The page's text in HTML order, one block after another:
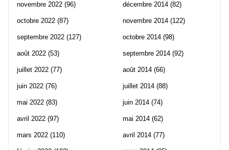
novembre 2022 (96)
octobre 2022 (87)
septembre 2022 (127)
août 2022 (53)
juillet 2022 (77)
juin 2022 (76)
mai 2022 (83)
avril 2022 (97)
mars 2022 (110)
décembre 2014 (82)
novembre 2014 (122)
octobre 2014 (98)
septembre 2014 (92)
août 2014 (66)
juillet 2014 (88)
juin 2014 (74)
mai 2014 (62)
avril 2014 (77)